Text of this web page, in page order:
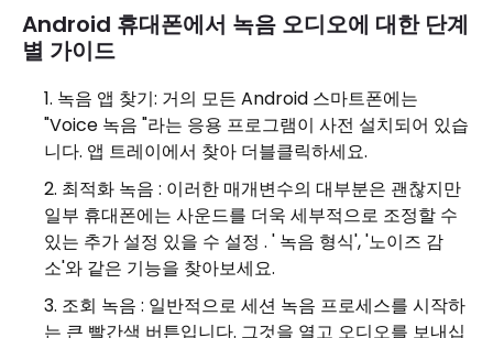
Android 휴대폰에서 녹음 오디오에 대한 단계
별 가이드
녹음 앱 찾기: 거의 모든 Android 스마트폰에는
"Voice 녹음 "라는 응용 프로그램이 사전 설치되어 있습
니다. 앱 트레이에서 찾아 더블클릭하세요.
최적화 녹음 : 이러한 매개변수의 대부분은 괜찮지만
일부 휴대폰에는 사운드를 더욱 세부적으로 조정할 수
있는 추가 설정 있을 수 설정 . ' 녹음 형식', '노이즈 감
소'와 같은 기능을 찾아보세요.
조회 녹음 : 일반적으로 세션 녹음 프로세스를 시작하
는 큰 빨간색 버튼입니다. 그것을 열고 오디오를 보내십